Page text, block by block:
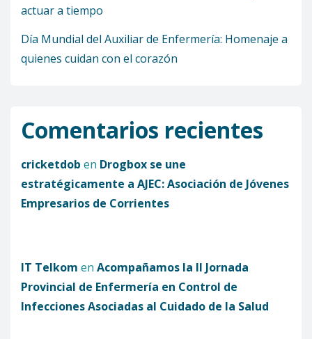
actuar a tiempo
Día Mundial del Auxiliar de Enfermería: Homenaje a
quienes cuidan con el corazón
Comentarios recientes
cricketdob en Drogbox se une
estratégicamente a AJEC: Asociación de Jóvenes
Empresarios de Corrientes
IT Telkom en Acompañamos la II Jornada
Provincial de Enfermería en Control de
Infecciones Asociadas al Cuidado de la Salud